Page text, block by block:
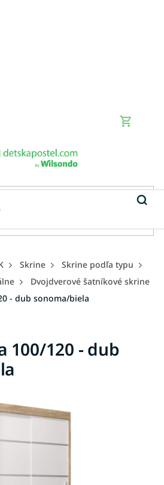
Skrine
Skrine podľa typu
Dvojdverové šatníkové skrine
- dub sonoma/biela
100/120 - dub